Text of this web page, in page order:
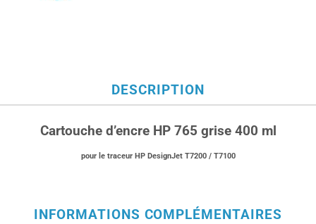
DESCRIPTION
Cartouche d’encre HP 765 grise 400 ml
pour le traceur HP DesignJet T7200 / T7100
INFORMATIONS COMPLÉMENTAIRES